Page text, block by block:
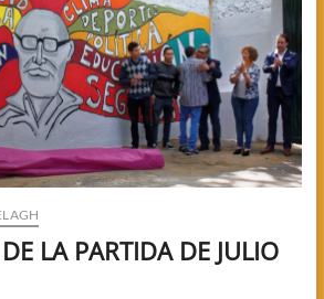
LA PARTIDA DE JULIO